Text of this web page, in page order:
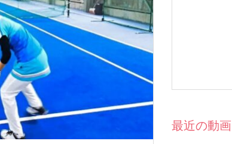
最近の動画